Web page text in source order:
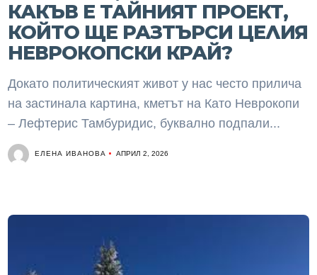
КАКЪВ Е ТАЙНИЯТ ПРОЕКТ,
КОЙТО ЩЕ РАЗТЪРСИ ЦЕЛИЯ
НЕВРОКОПСКИ КРАЙ?
Докато политическият живот у нас често прилича
на застинала картина, кметът на Като Неврокопи
– Лефтерис Тамбуридис, буквално подпали...
ЕЛЕНА ИВАНОВА АПРИЛ 2, 2026